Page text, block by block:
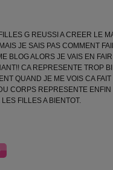
G REUSSI A CREER LE
JE SAIS PAS COMMENT
BLOG ALORS JE VAIS EN
CA REPRESENTE TROP
QUAND JE ME VOIS CA
CORPS REPRESENTE
LES FILLES A BIENTOT.